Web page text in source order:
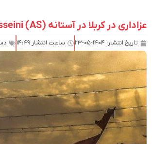
عزاداری در کربلا در آستانه Arbaeen Hosseini (AS)
تاریخ انتشار: ۱۴۰۴-۰۵-۲۳ ساعت انتشار ۱۴:۴۹